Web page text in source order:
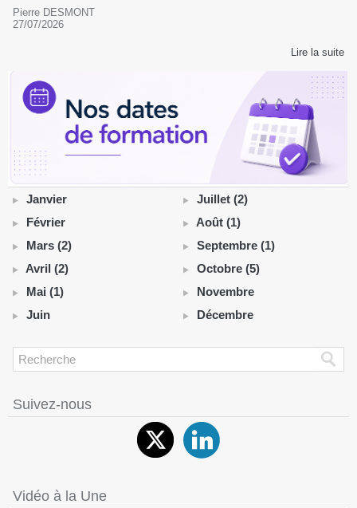
Pierre DESMONT
27/07/2026
Lire la suite
Janvier
Février
Mars (2)
Avril (2)
Mai (1)
Juin
Juillet (2)
Août (1)
Septembre (1)
Octobre (5)
Novembre
Décembre
Suivez-nous
Vidéo à la Une